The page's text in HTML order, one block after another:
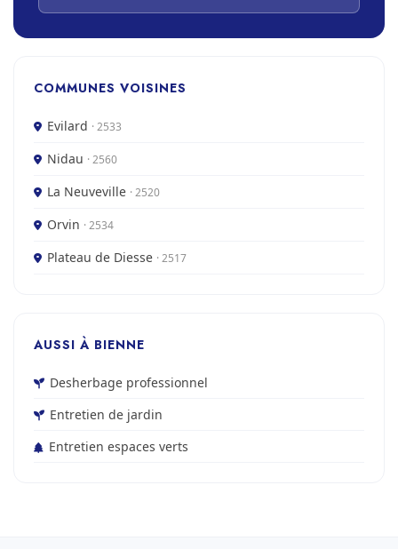
COMMUNES VOISINES
Evilard · 2533
Nidau · 2560
La Neuveville · 2520
Orvin · 2534
Plateau de Diesse · 2517
AUSSI À BIENNE
Desherbage professionnel
Entretien de jardin
Entretien espaces verts